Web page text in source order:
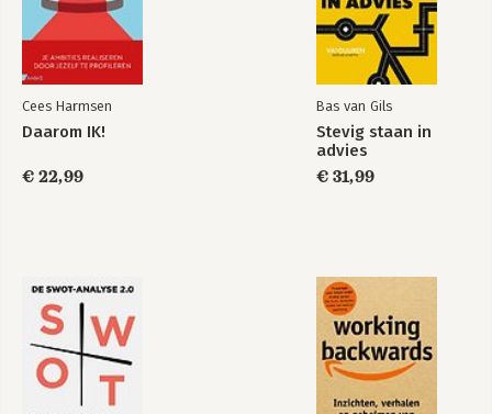
6.2 Sales 174
6.3 Thinking time 189
7 Organisatie: team, systemen en processen 190
7.3 Processen 217
8.4 Rechtsvormen – over naar de bv? 255
8.5 Thinking time 262
9 Toekomstbestendig ondernemen 264
9.1 Duurzaam groeien – het bredere kader 266
9.2 Duurzaam groeien in praktische zin 270
Cees Harmsen
Daarom IK!
€ 22,99
Bas van Gils
Stevig staan in
advies
€ 31,99